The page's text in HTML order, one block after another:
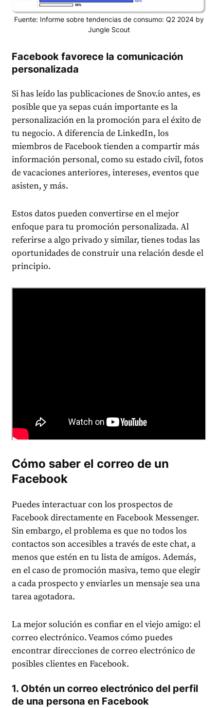
Fuente: Informe sobre tendencias de consumo: Q2 2024 by
Jungle Scout
Facebook favorece la comunicación
personalizada
Si has leído las publicaciones de Snov.io antes, es
posible que ya sepas cuán importante es la
personalización en la promoción para el éxito de
tu negocio. A diferencia de LinkedIn, los
miembros de Facebook tienden a compartir más
información personal, como su estado civil, fotos
de vacaciones anteriores, intereses, eventos que
asisten, y más.
Estos datos pueden convertirse en el mejor
enfoque para tu promoción personalizada. Al
referirse a algo privado y similar, tienes todas las
oportunidades de construir una relación desde el
principio.
Cómo saber el correo de un
Facebook
Puedes interactuar con los prospectos de
Facebook directamente en Facebook Messenger.
Sin embargo, el problema es que no todos los
contactos son accesibles a través de este chat, a
menos que estén en tu lista de amigos. Además,
en el caso de promoción masiva, temo que elegir
a cada prospecto y enviarles un mensaje sea una
tarea agotadora.
La mejor solución es confiar en el viejo amigo: el
correo electrónico. Veamos cómo puedes
encontrar direcciones de correo electrónico de
posibles clientes en Facebook.
1. Obtén un correo electrónico del perfil
de una persona en Facebook